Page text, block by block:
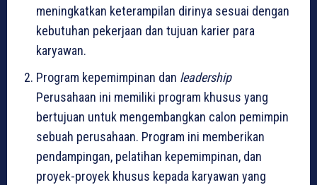
meningkatkan keterampilan dirinya sesuai dengan
kebutuhan pekerjaan dan tujuan karier para
karyawan.
Program kepemimpinan dan leadership
Perusahaan ini memiliki program khusus yang
bertujuan untuk mengembangkan calon pemimpin
sebuah perusahaan. Program ini memberikan
pendampingan, pelatihan kepemimpinan, dan
proyek-proyek khusus kepada karyawan yang